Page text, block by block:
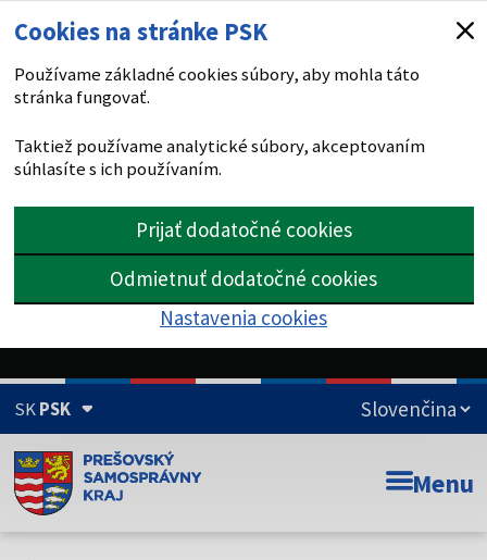
Cookies na stránke PSK
Používame základné cookies súbory, aby mohla táto
stránka fungovať.
Taktiež používame analytické súbory, akceptovaním
súhlasíte s ich používaním.
Prijať dodatočné cookies
Odmietnuť dodatočné cookies
Nastavenia cookies
SKPSK
Doména psk.sk je oficiálna
Toto je oficiálna webová stránka Prešovského
Menu